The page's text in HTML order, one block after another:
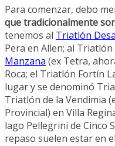
Para comenzar, debo
que tradicionalmente
tenemos al Triatlón
Pera en Allen; al Triatlón
Manzana (ex Tetra,
Roca; el Triatlón Fortín
lugar y se denominó
Triatlón de la Vendimia
Provincial) en Villa
lago Pellegrini de Cinco
repaso suelen estar en